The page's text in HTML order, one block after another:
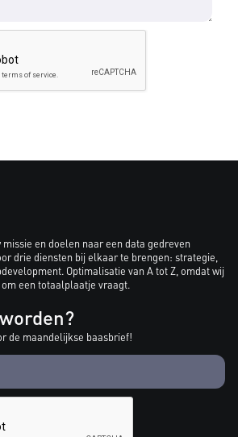
en doelen naar een data gedreven
drie diensten bij elkaar te brengen: strategie,
Optimalisatie van A tot Z, omdat wij
een totaalplaatje vraagt.
de maandelijkse baasbrief!